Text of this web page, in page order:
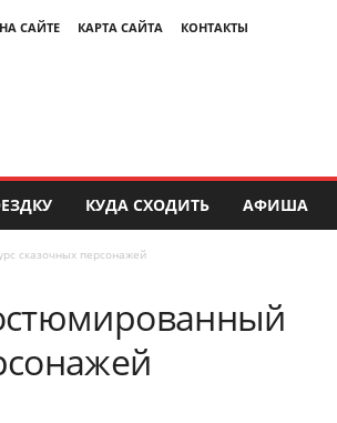
САЙТЕ КАРТА САЙТА КОНТАКТЫ
КУДА СХОДИТЬ АФИША
сказочных персонажей